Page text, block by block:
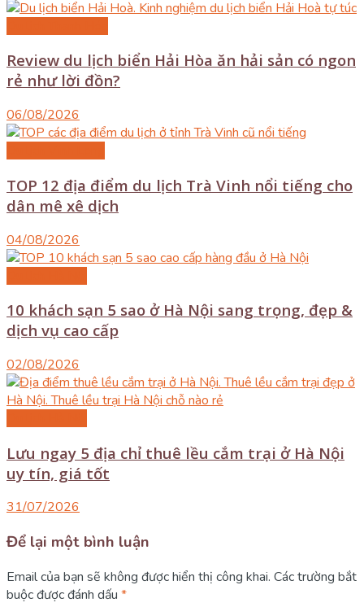
Review du lịch biển Hải Hòa ăn hải sản có ngon
rẻ như lời đồn?
06/08/2026
TOP 12 địa điểm du lịch Trà Vinh nổi tiếng cho
dân mê xê dịch
04/08/2026
10 khách sạn 5 sao ở Hà Nội sang trọng, đẹp &
dịch vụ cao cấp
02/08/2026
Lưu ngay 5 địa chỉ thuê lều cắm trại ở Hà Nội
uy tín, giá tốt
31/07/2026
Để lại một bình luận
Email của bạn sẽ không được hiển thị công khai. Các trường bắt
buộc được đánh dấu *